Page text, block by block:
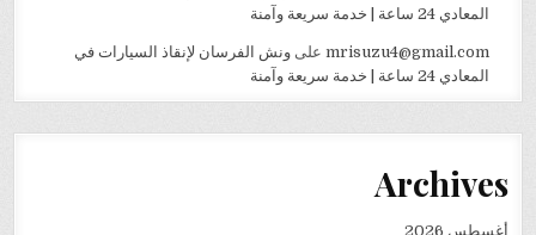
المعادي 24 ساعة | خدمة سريعة وآمنة
mrisuzu4@gmail.comعلى ونش الفرسان لإنقاذ السيارات في
المعادي 24 ساعة | خدمة سريعة وآمنة
Archives
أغسطس 2026